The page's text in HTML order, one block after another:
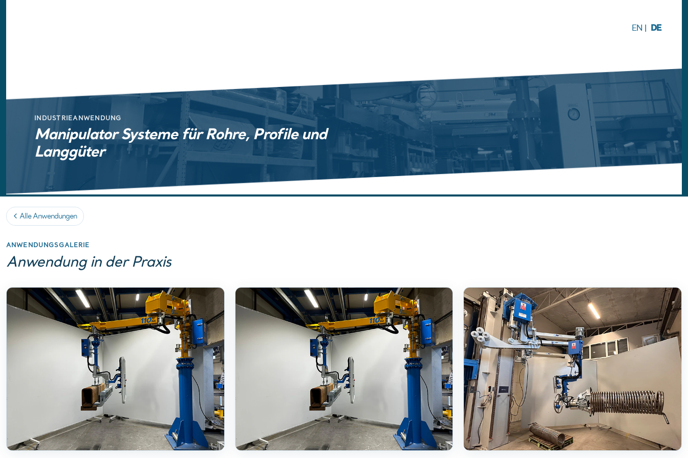
EN | DE
INDUSTRIEANWENDUNG
Manipulator Systeme für Rohre, Profile und
Langgüter
Alle Anwendungen
ANWENDUNGSGALERIE
Anwendung in der Praxis